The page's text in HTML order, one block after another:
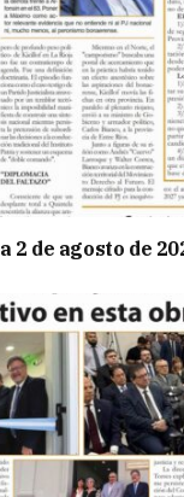
2 de agosto de